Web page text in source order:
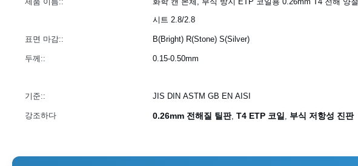
시트 2.8/2.8
표면 마감:: B(Bright) R(Stone) S(Silver)
두께:: 0.15-0.50mm
기준:: JIS DIN ASTM GB EN AISI
강조하다 0.26mm 전해질 틸판, T4 ETP 코일 , 부식 저항성 진판